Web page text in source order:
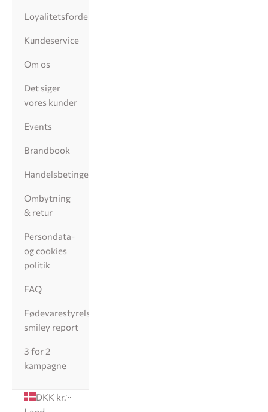
Loyalitetsfordele
Kundeservice
Om os
Det siger
vores kunder
Events
Brandbook
Handelsbetingelser
Ombytning
& retur
Persondata-
og cookies
politik
FAQ
Fødevarestyrelsens
smiley report
3 for 2
kampagne
DKK kr.